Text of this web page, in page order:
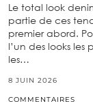
Le total look
partie de ces
premier abord.
l’un des looks
les…
8 JUIN 2026
COMMENTAIRES